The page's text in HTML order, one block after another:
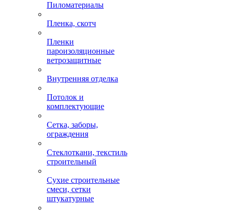
Пиломатериалы
Пленка, скотч
Пленки
пароизоляционные
ветрозащитные
Внутренняя отделка
Потолок и
комплектующие
Сетка, заборы,
ограждения
Стеклоткани, текстиль
строительный
Сухие строительные
смеси, сетки
штукатурные